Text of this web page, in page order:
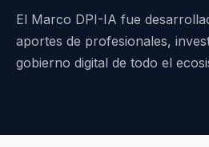
El Marco DPI-IA fue
aportes de profesionales,
gobierno digital de todo el